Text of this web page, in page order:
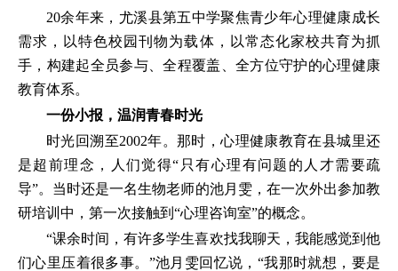
20余年来，尤溪县第五中学聚焦青少年心理健康成长
需求，以特色校园刊物为载体，以常态化家校共育为抓
手，构建起全员参与、全程覆盖、全方位守护的心理健康
教育体系。
一份小报，温润青春时光
时光回溯至2002年。那时，心理健康教育在县城里还
是超前理念，人们觉得“只有心理有问题的人才需要疏
导”。当时还是一名生物老师的池月雯，在一次外出参加教
研培训中，第一次接触到“心理咨询室”的概念。
“课余时间，有许多学生喜欢找我聊天，我能感觉到他
们心里压着很多事。”池月雯回忆说，“我那时就想，要是